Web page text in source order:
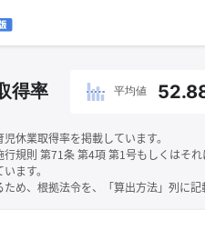
得率 平均値
休業取得率を掲載しています。
規則 第71条 第4項 第1号もしくはそ
ます。
ため、根拠法令を、「算出方法」列に